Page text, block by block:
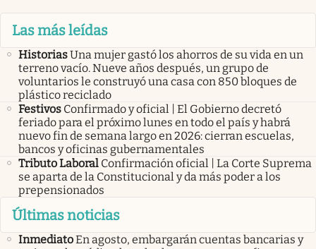
Las más leídas
HistoriasUna mujer gastó los ahorros de su vida en un
terreno vacío. Nueve años después, un grupo de
voluntarios le construyó una casa con 850 bloques de
plástico reciclado
Festivos Confirmado y oficial | El Gobierno decretó
feriado para el próximo lunes en todo el país y habrá
nuevo fin de semana largo en 2026: cierran escuelas,
bancos y oficinas gubernamentales
Tributo Laboral Confirmación oficial | La Corte Suprema
se aparta de la Constitucional y da más poder a los
prepensionados
Últimas noticias
InmediatoEn agosto, embargarán cuentas bancarias y